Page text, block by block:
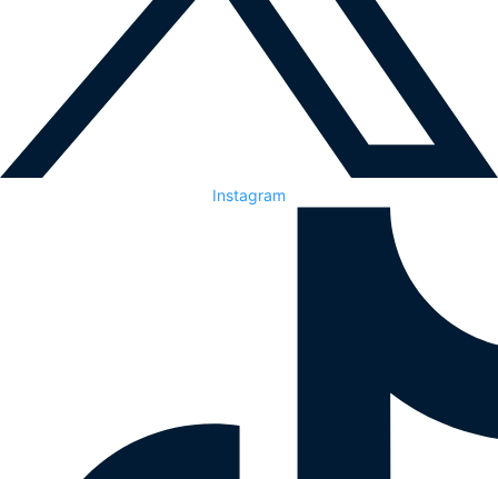
Instagram